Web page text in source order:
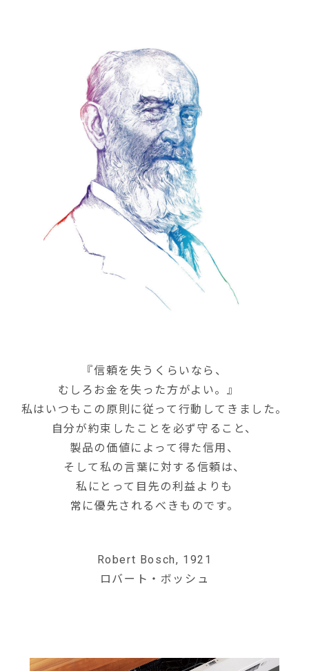
『信頼を失うくらいなら、
むしろお金を失った方がよい。』
私はいつもこの原則に従って行動してきました。
自分が約束したことを必ず守ること、
製品の価値によって得た信用、
そして私の言葉に対する信頼は、
私にとって目先の利益よりも
常に優先されるべきものです。
Robert Bosch, 1921
ロバート・ボッシュ